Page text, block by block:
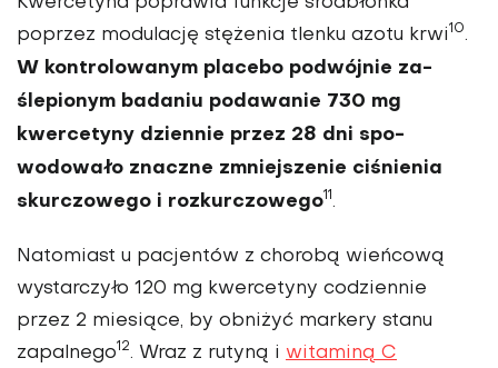
poprzez modulację stężenia tlenku azotu krwi10.
W kontrolowanym placebo podwójnie za­
ślepionym badaniu podawanie 730 mg
kwercetyny dziennie przez 28 dni spo­
wodowało znaczne zmniejszenie ciśnie­nia
skurczowego i rozkurczowego11 .
Natomiast u pacjentów z chorobą wień­cową
wystarczyło 120 mg kwercetyny codziennie
przez 2 miesiące, by ob­niżyć markery stanu
zapalnego12. Wraz z rutyną i witaminą C